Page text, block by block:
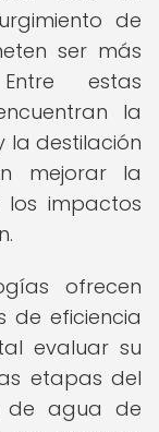
de
ser más
estas
la
la destilación
mejorar la
los impactos
ofrecen
de eficiencia
evaluar su
etapas del
de agua de